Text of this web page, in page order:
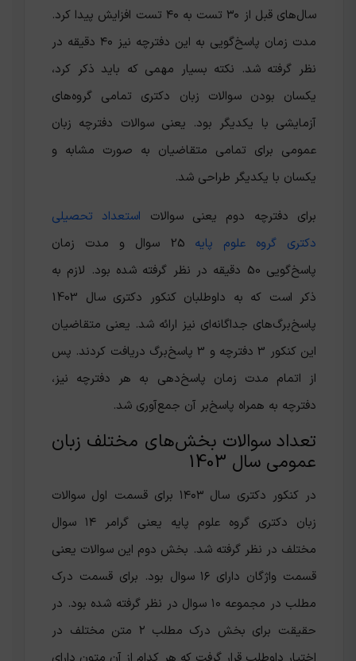
سال‌های قبل از ۳۰ تست به ۴۰ تست افزایش پیدا کرد.
مدت زمان پاسخ‌گویی به این دفترچه نیز ۴۰ دقیقه در
نظر گرفته شد. نکته بسیار مهمی که باید ذکر کرد،
یکسان بودن سوالات زبان دکتری تمامی گروه‌های
آزمایشی با یکدیگر بود. یعنی سوالات دفترچه زبان
عمومی برای تمامی متقاضیان به صورت مشابه و
یکسان با یکدیگر طراحی شد.
برای دفترچه دوم یعنی سوالات استعداد تحصیلی
دکتری گروه علوم پایه
25 سوال و مدت زمان
پاسخ‌گویی 50 دقیقه در نظر گرفته شده بود. لازم به
ذکر است که به داوطلبان کنکور دکتری سال 1403
پاسخ‌برگ‌های جداگانه‌ای نیز ارائه شد. یعنی متقاضیان
این کنکور 3 دفترچه و 3 پاسخ‌برگ دریافت کردند. پس
از اتمام مدت زمان پاسخ‌دهی به هر دفترچه نیز،
دفترچه به همراه پاسخ‌بر آن جمع‌آوری شد.
تعداد سوالات بخش‌های مختلف زبان
عمومی سال 1403
در کنکور دکتری سال ۱۴۰۳ برای قسمت اول سوالات
زبان دکتری گروه علوم پایه یعنی گرامر ۱۴ سوال
مختلف در نظر گرفته شد. بخش دوم این سوالات یعنی
قسمت واژگان دارای ۱۶ سوال بود. برای قسمت درک
مطلب در مجموعه ۱۰ سوال در نظر گرفته شده بود. در
حقیقت برای بخش درک مطلب ۲ متن مختلف در